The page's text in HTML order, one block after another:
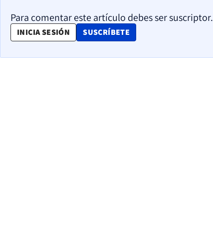
Para comentar este artículo debes ser suscriptor.
INICIA SESIÓN SUSCRÍBETE
OPENS IN NEW WINDOW